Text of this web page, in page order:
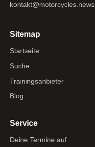
kontakt@motorcycles.news
Sitemap
Startseite
Suche
Trainingsanbieter
Blog
Service
Deine Termine auf